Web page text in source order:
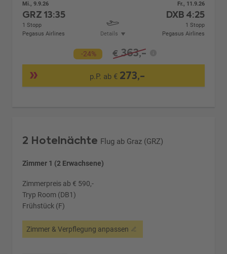
Mi., 9.9.26
GRZ13:35
1 Stopp
Pegasus Airlines
Details
Fr., 11.9.26
DXB 4:25
1 Stopp
Pegasus Airlines
-24% € 363,-
p.P. ab € 273,-
2 Hotelnächte Flug ab Graz (GRZ)
Zimmer 1 (2 Erwachsene)
Zimmerpreis ab € 590,-
Tryp Room (DB1)
Frühstück (F)
Zimmer & Verpflegung anpassen